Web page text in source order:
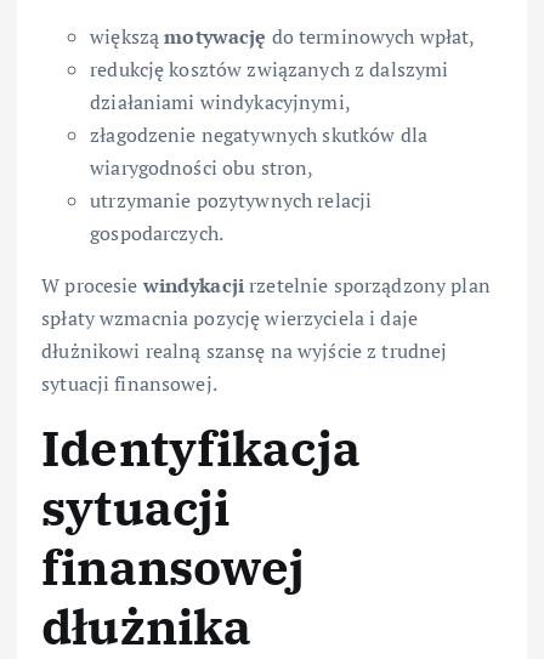
większąmotywację do terminowych wpłat,
redukcję kosztów związanych z dalszymi
działaniami windykacyjnymi,
złagodzenie negatywnych skutków dla
wiarygodności obu stron,
utrzymanie pozytywnych relacji
gospodarczych.
W procesiewindykacjirzetelnie sporządzony plan
spłaty wzmacnia pozycję wierzyciela i daje
dłużnikowi realną szansę na wyjście z trudnej
sytuacji finansowej.
Identyfikacja
sytuacji
finansowej
dłużnika